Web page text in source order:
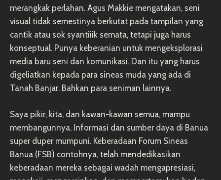
merangkak perlahan. Agus Makkie mengatakan, seni
visual tidak semestinya berkutat pada tampilan yang
cantik atau sok syantiiik semata, tetapi juga harus
konseptual. Punya keberanian untuk mengeksplorasi
media baru seni dan komunikasi. Dan itu yang harus
digeliatkan kepada para sineas muda yang ada di
Tanah Banjar. Bahkan para seniman lainnya.
Saya pikir, kita, dan kawan-kawan semua, mampu
membangunnya. Informasi dan sumber daya di Banua
super duper mumpuni. Keberadaan Forum Sineas
Banua (FSB) contohnya, telah mendedikasikan
keberadaan mereka sebagai wadah mengapresiasi,